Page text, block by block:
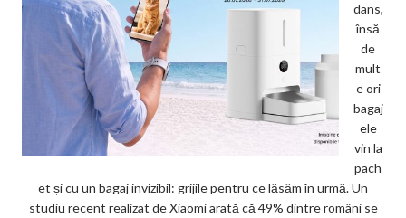
dans,
însă
de
mult
e ori
bagaj
ele
vin la
pach
et și cu un bagaj invizibil: grijile pentru ce lăsăm în urmă. Un
studiu recent realizat de Xiaomi arată că 49% dintre români se